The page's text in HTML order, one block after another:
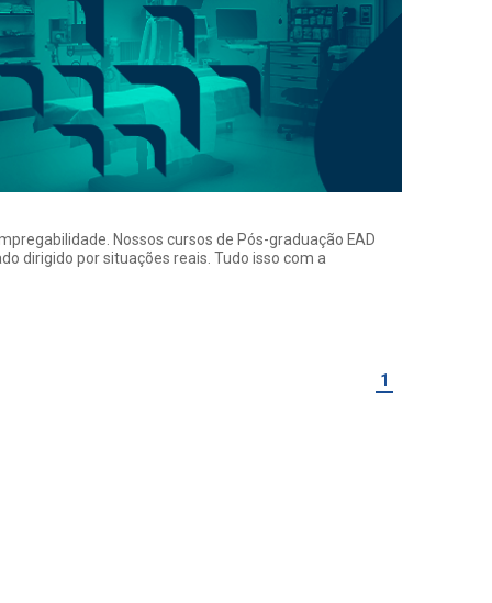
Nossos cursos de Pós-graduação EAD
dirigido por situações reais. Tudo isso com a
1